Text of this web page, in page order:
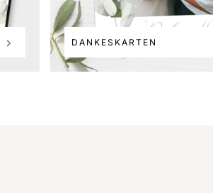
DANKESKARTEN